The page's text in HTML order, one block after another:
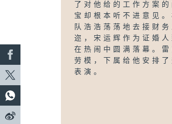
了对他给的工作方案
宝却根本听不进意见
队浩浩荡荡地去接财务
迩，宋运辉作为证婚
在热闹中圆满落幕。雷
劳模，下属给他安排了
表演。